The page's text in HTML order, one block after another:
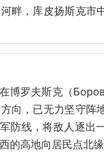
畔，库皮扬斯克市
博罗夫斯克（
向，已无力坚守阵
防线，将敌人逐出
高地向居民点北缘